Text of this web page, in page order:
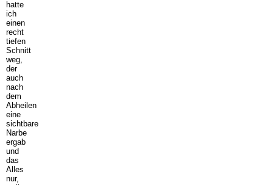
hatte
ich
einen
recht
tiefen
Schnitt
weg,
der
auch
nach
dem
Abheilen
eine
sichtbare
Narbe
ergab
und
das
Alles
nur,